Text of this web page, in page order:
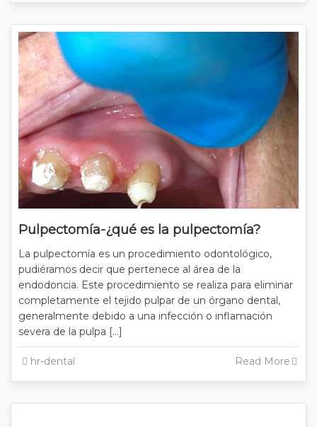
Pulpectomía-¿qué es la pulpectomía?
La pulpectomía es un procedimiento odontológico,
pudiéramos decir que pertenece al área de la
endodoncia. Este procedimiento se realiza para eliminar
completamente el tejido pulpar de un órgano dental,
generalmente debido a una infección o inflamación
severa de la pulpa […]
hr-dental Read More